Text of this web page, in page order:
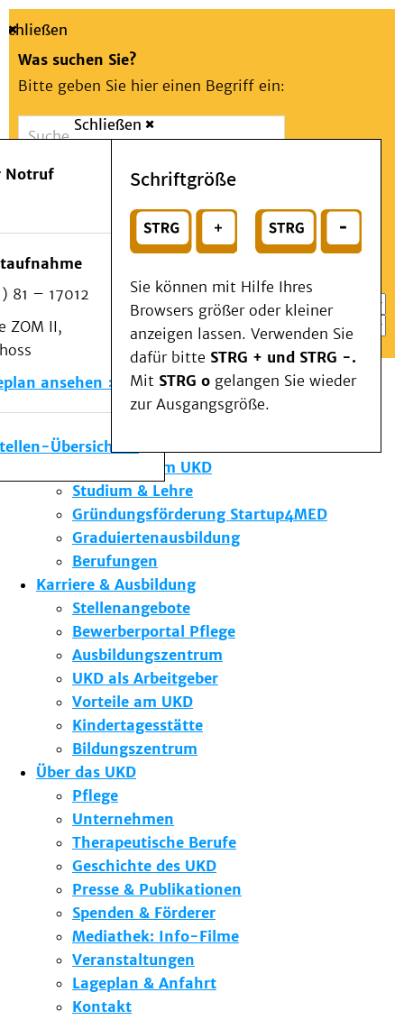
Suche
Schließen
Was suchen Sie?
Bitte geben Sie hier einen Begriff ein:
Suchen
oder
Wählen Sie ein Thema für Ihren Schnelleinstieg
Notfall
Schließen
Notruf
81 – 17012
ZOM II,
ansehen
Übersicht
Schriftgröße
Sie können mit Hilfe Ihres
Browsers größer oder kleiner
anzeigen lassen. Verwenden Sie
dafür bitte STRG + und STRG -.
Mit STRG o gelangen Sie wieder
zur Ausgangsgröße.
Menü
Patienten & Besucher
Kliniken/Institute/Zentren
Als Patient am UKD
Beratung und Unterstützung
Veranstaltungen
Kommunikation im Medizinwesen (KIM)
Notfall
Forschung & Lehre
Die Institute des UKD
Forschung am UKD
Studium & Lehre
Gründungsförderung Startup4MED
Graduiertenausbildung
Berufungen
Karriere & Ausbildung
Stellenangebote
Bewerberportal Pflege
Ausbildungszentrum
UKD als Arbeitgeber
Vorteile am UKD
Kindertagesstätte
Bildungszentrum
Über das UKD
Pflege
Unternehmen
Therapeutische Berufe
Geschichte des UKD
Presse & Publikationen
Spenden & Förderer
Mediathek: Info-Filme
Veranstaltungen
Lageplan & Anfahrt
Kontakt